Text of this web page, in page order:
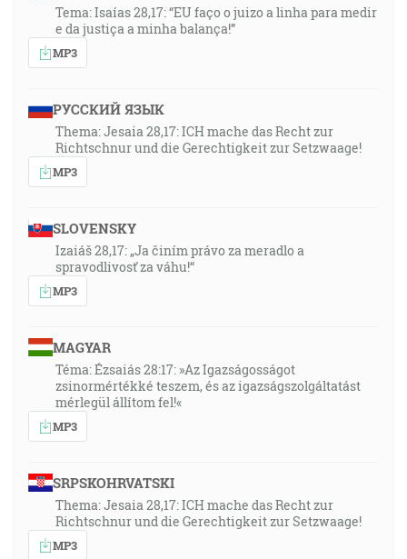
Tema: Isaías 28,17: “EU faço o juizo a linha para medir
e da justiça a minha balança!”
MP3
РУССКИЙ ЯЗЫК
Thema: Jesaia 28,17: ICH mache das Recht zur
Richtschnur und die Gerechtigkeit zur Setzwaage!
MP3
SLOVENSKY
Izaiáš 28,17: „Ja činím právo za meradlo a
spravodlivosť za váhu!“
MP3
MAGYAR
Téma: Ézsaiás 28:17: »Az Igazságosságot
zsinormértékké teszem, és az igazságszolgáltatást
mérlegül állítom fel!«
MP3
SRPSKOHRVATSKI
Thema: Jesaia 28,17: ICH mache das Recht zur
Richtschnur und die Gerechtigkeit zur Setzwaage!
MP3